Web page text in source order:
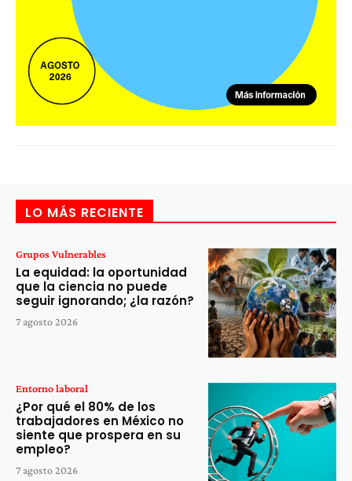
LO MÁS RECIENTE
Grupos Vulnerables
La equidad: la oportunidad
que la ciencia no puede
seguir ignorando; ¿la razón?
7 agosto 2026
Entorno laboral
¿Por qué el 80% de los
trabajadores en México no
siente que prospera en su
empleo?
7 agosto 2026